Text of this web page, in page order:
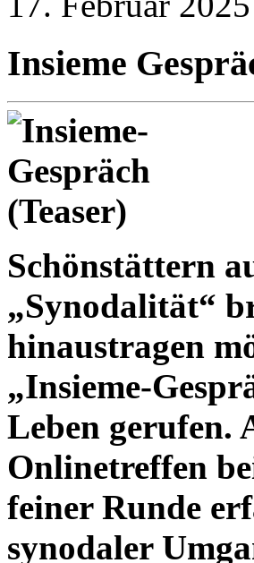
Insieme
Schönstättern
„Synodalität“
hinaustragen
„Insieme-
Leben gerufen.
Onlinetreffen
feiner Runde
synodaler